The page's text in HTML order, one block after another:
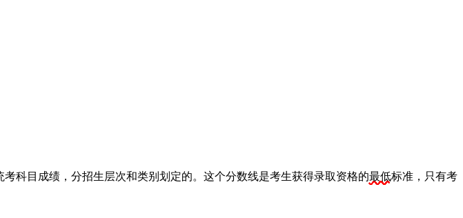
科目成绩，分招生层次和类别划定的。这个分数线是考生获得录取资格的最低标准，只有考